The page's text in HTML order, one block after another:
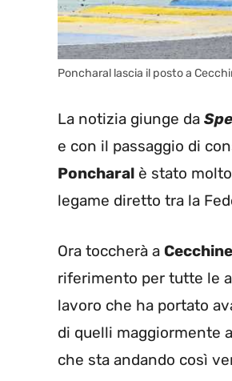
Poncharal lascia il posto a
La notizia giunge da
e con il passaggio di
Poncharal è stato
legame diretto tra la
Ora toccherà a
riferimento per tutte le
lavoro che ha portato
di quelli maggiormente
che sta andando così